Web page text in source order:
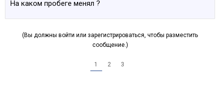
На каком пробеге менял ?
(Вы должны войти или зарегистрироваться, чтобы разместить
сообщение.)
1 2 3